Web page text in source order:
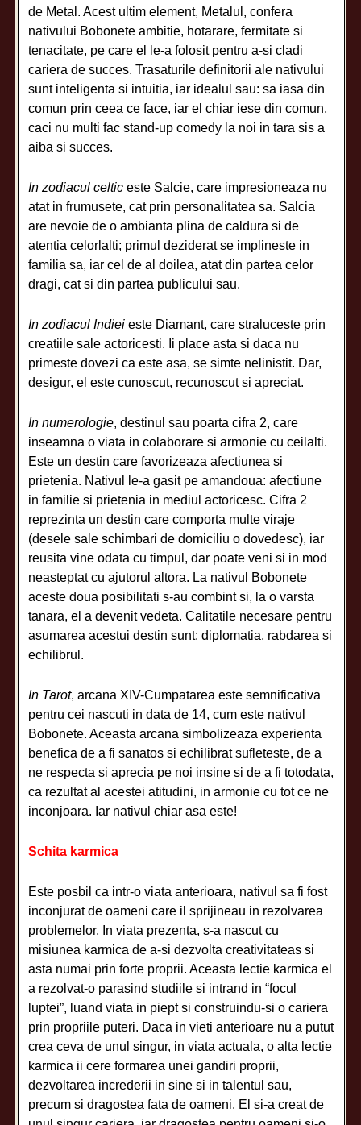
de Metal. Acest ultim element, Metalul, confera
nativului Bobonete ambitie, hotarare, fermitate si
tenacitate, pe care el le-a folosit pentru a-si cladi
cariera de succes. Trasaturile definitorii ale nativului
sunt inteligenta si intuitia, iar idealul sau: sa iasa din
comun prin ceea ce face, iar el chiar iese din comun,
caci nu multi fac stand-up comedy la noi in tara sis a
aiba si succes.
In zodiacul celtic este Salcie, care impresioneaza nu
atat in frumusete, cat prin personalitatea sa. Salcia
are nevoie de o ambianta plina de caldura si de
atentia celorlalti; primul deziderat se implineste in
familia sa, iar cel de al doilea, atat din partea celor
dragi, cat si din partea publicului sau.
In zodiacul Indiei este Diamant, care straluceste prin
creatiile sale actoricesti. Ii place asta si daca nu
primeste dovezi ca este asa, se simte nelinistit. Dar,
desigur, el este cunoscut, recunoscut si apreciat.
In numerologie, destinul sau poarta cifra 2, care
inseamna o viata in colaborare si armonie cu ceilalti.
Este un destin care favorizeaza afectiunea si
prietenia. Nativul le-a gasit pe amandoua: afectiune
in familie si prietenia in mediul actoricesc. Cifra 2
reprezinta un destin care comporta multe viraje
(desele sale schimbari de domiciliu o dovedesc), iar
reusita vine odata cu timpul, dar poate veni si in mod
neasteptat cu ajutorul altora. La nativul Bobonete
aceste doua posibilitati s-au combint si, la o varsta
tanara, el a devenit vedeta. Calitatile necesare pentru
asumarea acestui destin sunt: diplomatia, rabdarea si
echilibrul.
In Tarot, arcana XIV-Cumpatarea este semnificativa
pentru cei nascuti in data de 14, cum este nativul
Bobonete. Aceasta arcana simbolizeaza experienta
benefica de a fi sanatos si echilibrat sufleteste, de a
ne respecta si aprecia pe noi insine si de a fi totodata,
ca rezultat al acestei atitudini, in armonie cu tot ce ne
inconjoara. Iar nativul chiar asa este!
Schita karmica
Este posbil ca intr-o viata anterioara, nativul sa fi fost
inconjurat de oameni care il sprijineau in rezolvarea
problemelor. In viata prezenta, s-a nascut cu
misiunea karmica de a-si dezvolta creativitateas si
asta numai prin forte proprii. Aceasta lectie karmica el
a rezolvat-o parasind studiile si intrand in “focul
luptei”, luand viata in piept si construindu-si o cariera
prin propriile puteri. Daca in vieti anterioare nu a putut
crea ceva de unul singur, in viata actuala, o alta lectie
karmica ii cere formarea unei gandiri proprii,
dezvoltarea increderii in sine si in talentul sau,
precum si dragostea fata de oameni. El si-a creat de